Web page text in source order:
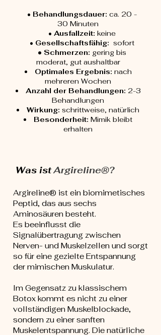
• Behandlungsdauer: ca. 20 -
30 Minuten
• Ausfallzeit: keine
• Gesellschaftsfähig: sofort
• Schmerzen: gering bis
moderat, gut aushaltbar
Optimales Ergebnis: nach
mehreren Wochen
Anzahl der Behandlungen: 2-3
Behandlungen
Wirkung: schrittweise, natürlich
Besonderheit: Mimik bleibt
erhalten
Was istArgireline®?
Argireline® ist ein biomimetisches
Peptid, das aus sechs
Aminosäuren besteht.
Es beeinflusst die
Signalübertragung zwischen
Nerven- und Muskelzellen und sorgt
so für eine gezielte Entspannung
der mimischen Muskulatur.
Im Gegensatz zu klassischem
Botox kommt es nicht zu einer
vollständigen Muskelblockade,
sondern zu einer sanften
Muskelentspannung. Die natürliche